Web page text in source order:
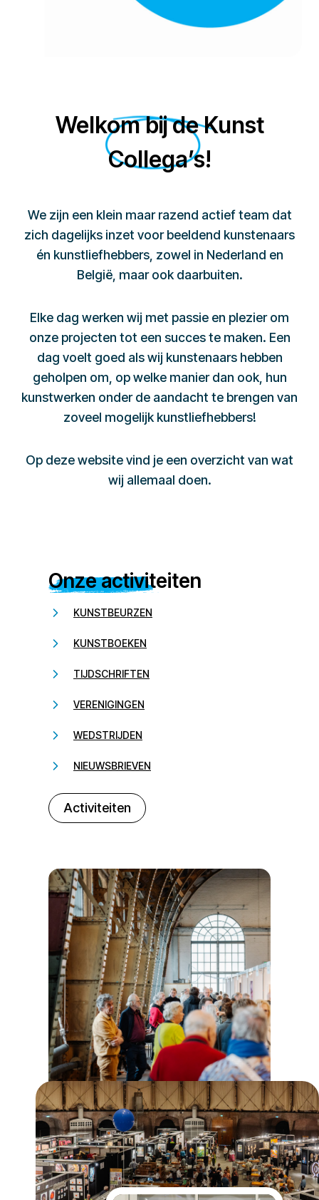
Welkom bij de Kunst
Collega’s!
We zijn een klein maar razend actief team dat
zich dagelijks inzet voor beeldend kunstenaars
én kunstliefhebbers, zowel in Nederland en
België, maar ook daarbuiten.
Elke dag werken wij met passie en plezier om
onze projecten tot een succes te maken. Een
dag voelt goed als wij kunstenaars hebben
geholpen om, op welke manier dan ook, hun
kunstwerken onder de aandacht te brengen van
zoveel mogelijk kunstliefhebbers!
Op deze website vind je een overzicht van wat
wij allemaal doen.
Onze activiteiten
KUNSTBEURZEN
KUNSTBOEKEN
TIJDSCHRIFTEN
VERENIGINGEN
WEDSTRIJDEN
NIEUWSBRIEVEN
Activiteiten
232323